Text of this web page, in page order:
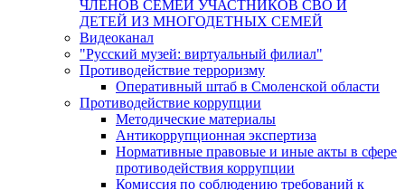
ЧЛЕНОВ СЕМЕЙ УЧАСТНИКОВ СВО И
ДЕТЕЙ ИЗ МНОГОДЕТНЫХ СЕМЕЙ
Видеоканал
"Русский музей: виртуальный филиал"
Противодействие терроризму
Оперативный штаб в Смоленской области
Противодействие коррупции
Методические материалы
Антикоррупционная экспертиза
Нормативные правовые и иные акты в сфере
противодействия коррупции
Комиссия по соблюдению требований к